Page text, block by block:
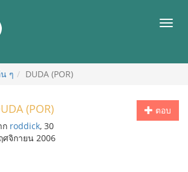
เมนู
ๆ DUDA (POR)
ตอบ
(POR)
ก roddick, 30
ศจิกายน 2006